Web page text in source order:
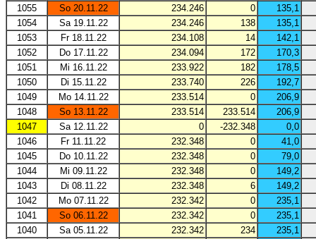
1055
So 20.11.22 234.246 0
135,1
1054
Sa 19.11.22 234.246 138
135,1
1053
Fr 18.11.22 234.108 14
142,1
1052
Do 17.11.22 234.094 172
170,3
1051
Mi 16.11.22 233.922 182
178,5
1050
Di 15.11.22 233.740 226
192,7
1049
Mo 14.11.22 233.514 0
206,9
1048
So 13.11.22 233.514 233.514
206,9
1047
Sa 12.11.22 0 -232.348
0,0
1046
Fr 11.11.22 232.348 0
41,0
1045
Do 10.11.22 232.348 0
79,0
1044
Mi 09.11.22 232.348 0
149,2
1043
Di 08.11.22 232.348 6
149,2
1042
Mo 07.11.22 232.342 0
235,1
1041
So 06.11.22 232.342 0
235,1
1040
Sa 05.11.22 232.342 234
235,1